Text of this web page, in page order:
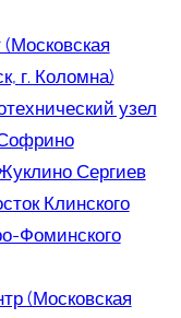
г. Коломна)
узел
Сергиев
Клинского
Фоминского
(Московская